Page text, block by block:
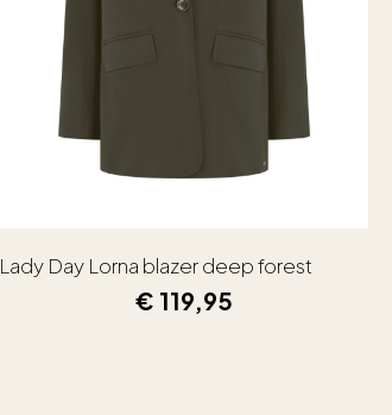
Lady Day Lorna blazer deep forest
€ 119,95